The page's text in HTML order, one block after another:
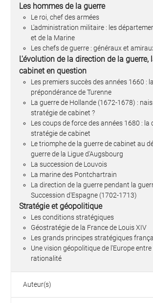
Les hommes de la guerre
Le roi, chef des armées
L'administration militaire : les
et de la Marine
Les chefs de guerre : généraux et
L'évolution de la direction de la guerre,
cabinet en question
Les premiers succès des années 1660 : la
prépondérance de Turenne
La guerre de Hollande (1672-1678) :
stratégie de cabinet ?
Les coups de force des années 1680 : la
stratégie de cabinet
Le triomphe de la guerre de cabinet au
guerre de la Ligue d'Augsbourg
La succession de Louvois
La marine des Pontchartrain
La direction de la guerre pendant la
Succession d'Espagne (1702-1713)
Stratégie et géopolitique
Les conditions stratégiques
Géostratégie de la France de Louis XIV
Les grands principes stratégiques
Une vision géopolitique de l'Europe
rationalité
Auteur(s)